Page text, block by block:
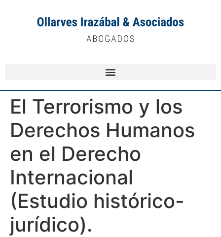
El Terrorismo y los
Derechos Humanos
en el Derecho
Internacional
(Estudio histórico-
jurídico).